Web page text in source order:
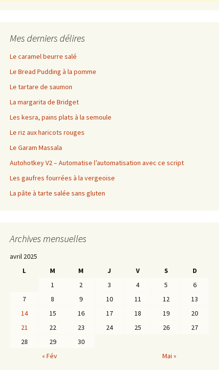
Mes derniers délires
Le caramel beurre salé
Le Bread Pudding à la pomme
Le tartare de saumon
La margarita de Bridget
Les kesra, pains plats à la semoule
Le riz aux haricots rouges
Le Garam Massala
Autohotkey V2 – Automatise l’automatisation avec ce script
Les gaufres fourrées à la vergeoise
La pâte à tarte salée sans gluten
Archives mensuelles
avril 2025
L
M M J V S
D
1
2 3 4 5
6
7
8 9 10 11 12
13
14
15 16 17 18 19
20
21
22 23 24 25 26
27
28
29
30
« Fév
Mai »